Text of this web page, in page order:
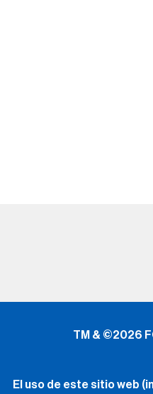
TM & ©2026
El uso de este sitio web